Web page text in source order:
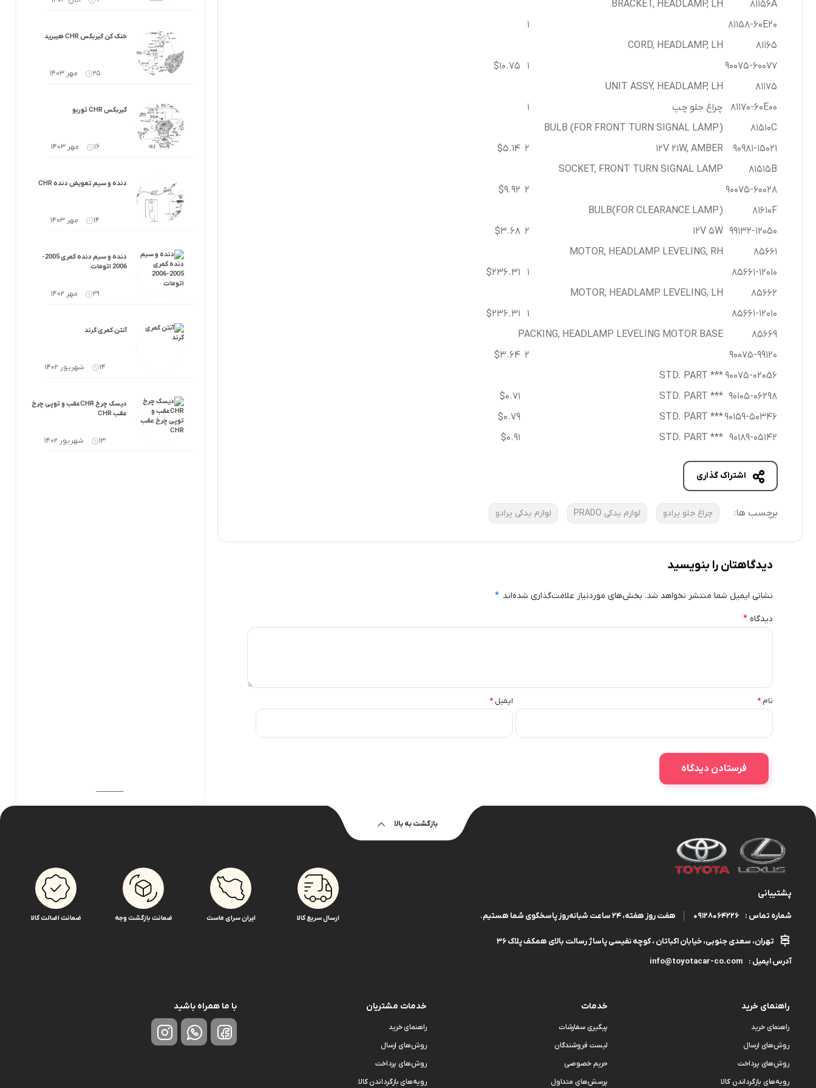
81156A
BRACKET, HEADLAMP, LH
81158-60E20
1
81165
CORD, HEADLAMP, LH
90075-60077
1
$10.75
81175
UNIT ASSY, HEADLAMP, LH
81170-60E00
چراغ جلو چپ
1
81510C
BULB (FOR FRONT TURN SIGNAL LAMP)
90981-15021
12V 21W, AMBER
2
$5.14
81515B
SOCKET, FRONT TURN SIGNAL LAMP
90075-60028
2
$9.92
81610F
BULB(FOR CLEARANCE LAMP)
99132-12050
12V 5W
2
$3.68
85661
MOTOR, HEADLAMP LEVELING, RH
85661-12010
1
$236.31
85662
MOTOR, HEADLAMP LEVELING, LH
85661-12010
1
$236.31
85669
PACKING, HEADLAMP LEVELING MOTOR BASE
90075-99120
2
$3.64
90075-02056
*** STD. PART
90105-06298
*** STD. PART
$0.71
90159-50346
*** STD. PART
$0.79
90189-05142
*** STD. PART
$0.91
اشتراک گذاری
برچسب ها: چراغ جلو پرادو لوازم یدکی PRADO لوازم یدکی پرادو
دیدگاهتان را بنویسید
نشانی ایمیل شما منتشر نخواهد شد. بخش‌های موردنیاز علامت‌گذاری شده‌اند *
دیدگاه*
نام* ایمیل*
خنک کن گیربکس CHR هیبرید
25 مهر 1403
گیربکس CHR توربو
16 مهر 1403
دنده و سیم تعویض دنده CHR
14 مهر 1403
دنده و سیم دنده کمری 2005-
2006 اتومات
29 مهر 1402
آنتن کمری گرند
14 شهریور 1402
دیسک چرخ CHRعقب و توپی چرخ
عقب CHR
13 شهریور 1402
بازگشت به بالا
پشتیبانی
شماره تماس : 09128064226 هفت روز هفته، ۲۴ ساعت شبانه‌روز پاسخگوی شما هستیم.
تهران، سعدی جنوبی، خیابان اکباتان ، کوچه نفیسی پاساژ رسالت بالای همکف پلاک 36
آدرس ایمیل :
info@toyotacar-co.com
ارسال سریع کالا ایران سرای ماست ضمانت بازگشت وجه ضمانت اضالت کالا
راهنمای خرید
راهنمای خرید
روش‌های ارسال
روش‌های پرداخت
رویه‌های بازگرداندن کالا
خدمات
پیگیری سفارشات
لیست فروشندگان
حریم خصوصی
پرسش‌های متداول
خدمات مشتریان
راهنمای خرید
روش‌های ارسال
روش‌های پرداخت
رویه‌های بازگرداندن کالا
با ما همراه باشید